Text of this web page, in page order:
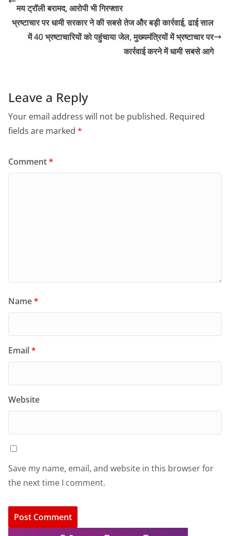
मय ट्रॉली बरामद, आरोपी भी गिरफ्तार
भ्रष्टाचार पर धामी सरकार ने की सबसे तेज और बड़ी कार्रवाई, ढाई साल
में 40 भ्रष्टाचारियों को पहुंचाया जेल, मुख्यमंत्रियों में भ्रष्टाचार पर
कार्रवाई करने में धामी सबसे आगे
Leave a Reply
Your email address will not be published. Required
fields are marked *
Comment*
Name*
Email*
Website
Save my name, email, and website in this browser for
the next time I comment.